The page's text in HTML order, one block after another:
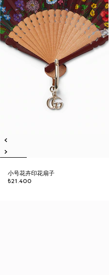
小号花卉印花扇子
₺21.400